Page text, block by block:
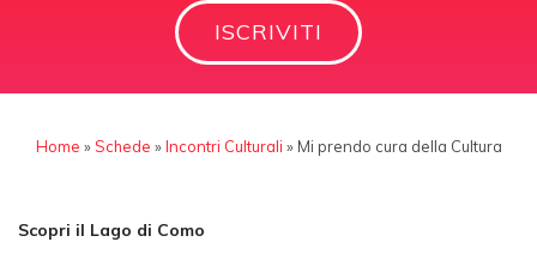
ISCRIVITI
Home »Schede »Incontri Culturali » Mi prendo cura della Cultura
Scopri il Lago di Como